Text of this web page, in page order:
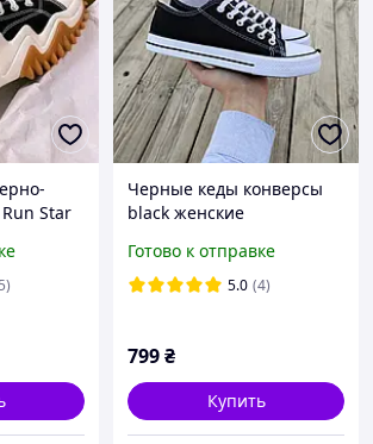
Star
Черные кеды конверсы
black женские
тканевые летние
текстиль
Готово к отправке
5.0 (4)
799₴
Купить